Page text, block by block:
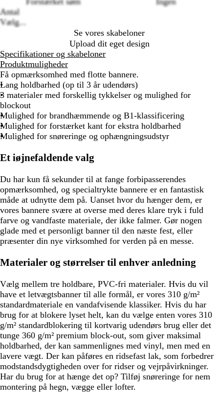
Antal
Vælg...
Se vores skabeloner
Upload dit eget design
Specifikationer og skabeloner
Produktmuligheder
Få opmærksomhed med flotte bannere.
Lang holdbarhed (op til 3 år udendørs)
3 materialer med forskellig tykkelser og mulighed for
blockout
Mulighed for brandhæmmende og B1-klassificering
Mulighed for forstærket kant for ekstra holdbarhed
Mulighed for snøreringe og ophængningsudstyr
Et iøjnefaldende valg
Du har kun få sekunder til at fange forbipasserendes
opmærksomhed, og specialtrykte bannere er en fantastisk
måde at udnytte dem på. Uanset hvor du hænger dem, er
vores bannere svære at overse med deres klare tryk i fuld
farve og vandfaste materiale, der ikke falmer. Gør nogen
glade med et personligt banner til den næste fest, eller
præsenter din nye virksomhed for verden på en messe.
Materialer og størrelser til enhver anledning
Vælg mellem tre holdbare, PVC-fri materialer. Hvis du vil
have et letvægtsbanner til alle formål, er vores 310 g/m²
standardmateriale en vandafvisende klassiker. Hvis du har
brug for at blokere lyset helt, kan du vælge enten vores 310
g/m² standardblokering til kortvarig udendørs brug eller det
tunge 360 g/m² premium block-out, som giver maksimal
holdbarhed, der kan sammenlignes med vinyl, men med en
lavere vægt. Der kan påføres en ridsefast lak, som forbedrer
modstandsdygtigheden over for ridser og vejrpåvirkninger.
Har du brug for at hænge det op? Tilføj snøreringe for nem
montering på hegn, vægge eller lofter.